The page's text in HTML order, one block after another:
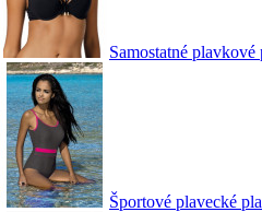
Samostatné
Športové plavecké